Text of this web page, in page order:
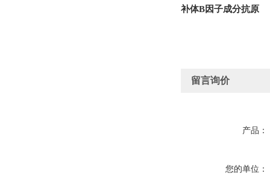
补体B因子成分抗原
留言询价
产品：
您的单位：